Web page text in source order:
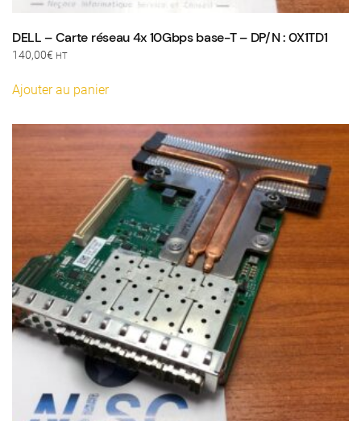
DELL – Carte réseau 4x 10Gbps base-T – DP/N : 0X1TD1
140,00€ HT
Ajouter au panier